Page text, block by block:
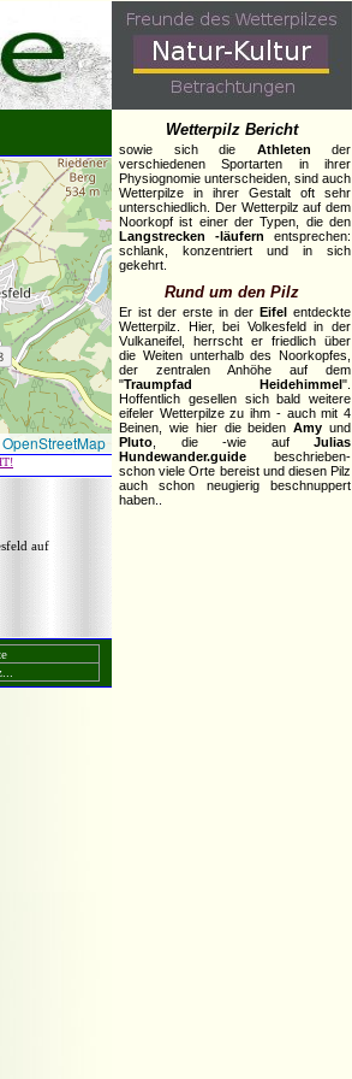
OpenStreetMap
auf
Wetterpilz Bericht
sowie sich die Athleten der
verschiedenen Sportarten in ihrer
Physiognomie unterscheiden, sind auch
Wetterpilze in ihrer Gestalt oft sehr
unterschiedlich. Der Wetterpilz auf dem
Noorkopf ist einer der Typen, die den
Langstrecken -läufern entsprechen:
schlank, konzentriert und in sich
gekehrt.
Rund um den Pilz
Er ist der erste in der Eifel entdeckte
Wetterpilz. Hier, bei Volkesfeld in der
Vulkaneifel, herrscht er friedlich über
die Weiten unterhalb des Noorkopfes,
der zentralen Anhöhe auf dem
"Traumpfad Heidehimmel".
Hoffentlich gesellen sich bald weitere
eifeler Wetterpilze zu ihm - auch mit 4
Beinen, wie hier die beidenAmy und
Pluto , die -wie auf Julias
Hundewander.guide beschrieben-
schon viele Orte bereist und diesen Pilz
auch schon neugierig beschnuppert
haben..